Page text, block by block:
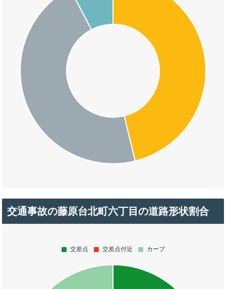
交通事故の藤原台北町六丁目の道路形状割合